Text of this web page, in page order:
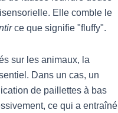
Elle comble le
ce que signifie "fluffy".
sur les animaux, la
Dans un cas, un
de paillettes à bas
ce qui a entraîné